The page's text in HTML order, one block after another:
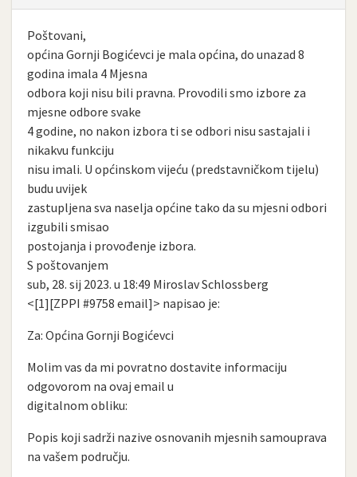
Poštovani,
općina Gornji Bogićevci je mala općina, do unazad 8
godina imala 4 Mjesna
odbora koji nisu bili pravna. Provodili smo izbore za
mjesne odbore svake
4 godine, no nakon izbora ti se odbori nisu sastajali i
nikakvu funkciju
nisu imali. U općinskom vijeću (predstavničkom tijelu)
budu uvijek
zastupljena sva naselja općine tako da su mjesni odbori
izgubili smisao
postojanja i provođenje izbora.
S poštovanjem
sub, 28. sij 2023. u 18:49 Miroslav Schlossberg
<[1][ZPPI #9758 email]> napisao je:
Za: Općina Gornji Bogićevci
Molim vas da mi povratno dostavite informaciju
odgovorom na ovaj email u
digitalnom obliku:
Popis koji sadrži nazive osnovanih mjesnih samouprava
na vašem području.